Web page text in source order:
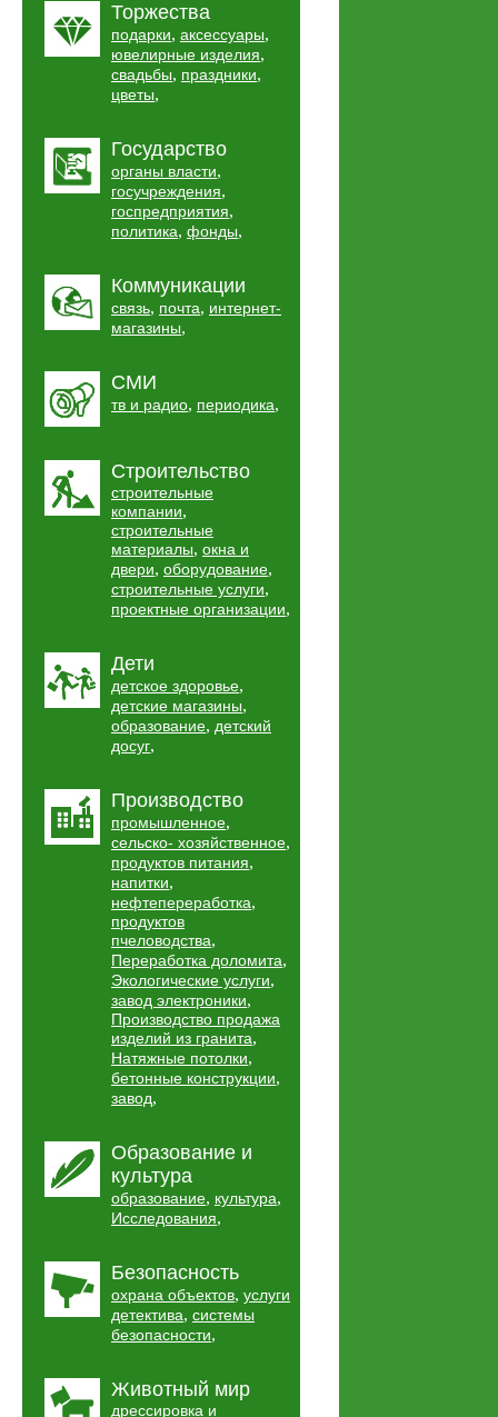
Торжества
подарки, аксессуары,
ювелирные изделия,
свадьбы, праздники,
цветы,
Государство
органы власти,
госучреждения,
госпредприятия,
политика, фонды,
Коммуникации
связь, почта, интернет-
магазины,
СМИ
тв и радио, периодика,
Строительство
строительные
компании,
строительные
материалы, окна и
двери, оборудование,
строительные услуги,
проектные организации,
Дети
детское здоровье,
детские магазины,
образование, детский
досуг,
Производство
промышленное,
сельско- хозяйственное,
продуктов питания,
напитки,
нефтепереработка,
продуктов
пчеловодства,
Переработка доломита,
Экологические услуги,
завод электроники,
Производство продажа
изделий из гранита,
Натяжные потолки,
бетонные конструкции,
завод,
Образование и
культура
образование, культура,
Исследования,
Безопасность
охрана объектов, услуги
детектива, системы
безопасности,
Животный мир
дрессировка и